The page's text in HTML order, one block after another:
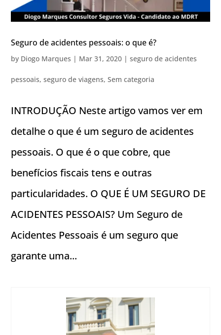
Seguro de acidentes pessoais: o que é?
by Diogo Marques | Mar 31, 2020 |seguro de acidentes
pessoais,seguro de viagens,Sem categoria
INTRODUÇÃO Neste artigo vamos ver em
detalhe o que é um seguro de acidentes
pessoais. O que é o que cobre, que
benefícios fiscais tens e outras
particularidades. O QUE É UM SEGURO DE
ACIDENTES PESSOAIS? Um Seguro de
Acidentes Pessoais é um seguro que
garante uma...